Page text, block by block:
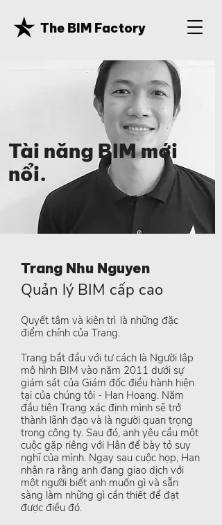
The BIM Factory
Tài năng BIM mới
nổi.
Trang Nhu Nguyen
Quản lý BIM cấp cao
Quyết tâm và kiên trì là những đặc
điểm chính của Trang.
Trang bắt đầu với tư cách là Người lập
mô hình BIM vào năm 2011 dưới sự
giám sát của Giám đốc điều hành hiện
tại của chúng tôi - Han Hoang. Năm
đầu tiên Trang xác định mình sẽ trở
thành lãnh đạo và là người quan trọng
trong công ty. Sau đó, anh yêu cầu một
cuộc gặp riêng với Hân để bày tỏ suy
nghĩ của mình. Ngay sau cuộc họp, Han
nhận ra rằng anh đang giao dịch với
một người biết anh muốn gì và sẵn
sàng làm những gì cần thiết để đạt
được điều đó.